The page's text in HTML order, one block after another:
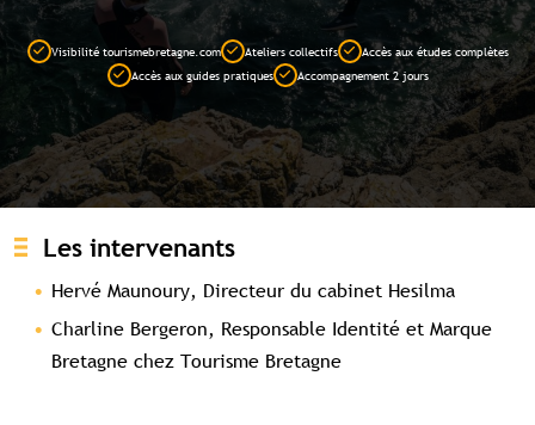
Visibilité tourismebretagne.com Ateliers collectifs
Accès aux études complètes
Accès aux guides pratiques
Accompagnement 2 jours
Les intervenants
Hervé Maunoury, Directeur du cabinet Hesilma
Charline Bergeron, Responsable Identité et Marque
Bretagne chez Tourisme Bretagne
Contenu réservé aux abonné(e)s
premium
Souscrivez à l'abonnement et accédez à
tous nos contenus exclusifs
Souscrire à l'abonnement premium
Se connecter